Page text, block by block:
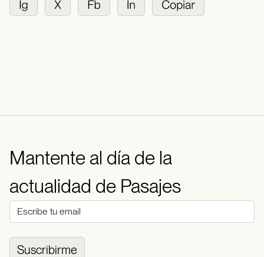
Mantente al día de la
actualidad de Pasajes
Suscribirme